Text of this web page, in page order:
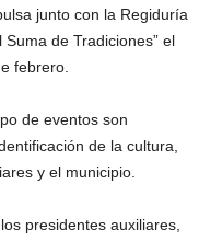
junto con la Regiduría
de Tradiciones” el
febrero.
de eventos son
de la cultura,
y el municipio.
presidentes auxiliares,